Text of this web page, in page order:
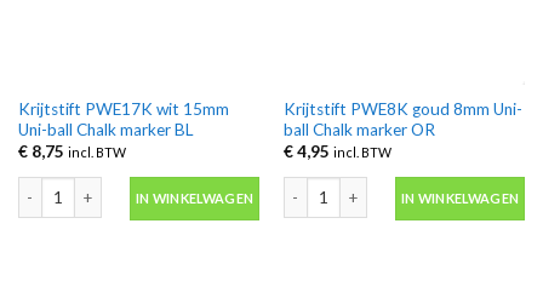
Krijtstift PWE17K wit 15mm
Uni-ball Chalk marker BL
€8,75 incl. BTW
Krijtstift PWE17K wit 15mm Uni-ball Chalk marker BL aantal
IN WINKELWAGEN
Krijtstift PWE8K goud 8mm Uni-
ball Chalk marker OR
€4,95 incl. BTW
Krijtstift PWE8K goud 8mm Uni-ball
IN WINKELWAGEN